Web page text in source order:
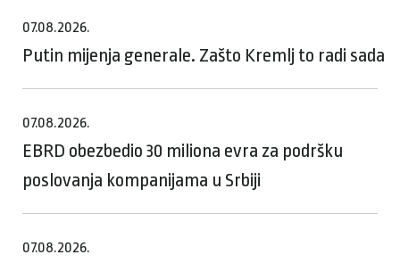
07.08.2026.
Putin mijenja generale. Zašto Kremlj to radi sada
07.08.2026.
EBRD obezbedio 30 miliona evra za podršku
poslovanja kompanijama u Srbiji
07.08.2026.